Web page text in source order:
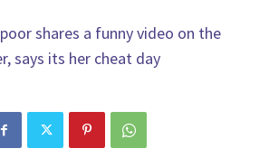
shares a funny video on the
says its her cheat day